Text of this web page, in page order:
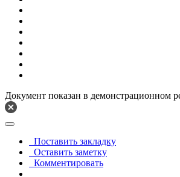
Документ показан в демонстрационном
Поставить закладку
Оставить заметку
Комментировать